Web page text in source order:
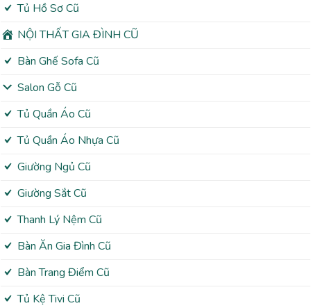
Tủ Hồ Sơ Cũ
NỘI THẤT GIA ĐÌNH CŨ
Bàn Ghế Sofa Cũ
Salon Gỗ Cũ
Tủ Quần Áo Cũ
Tủ Quần Áo Nhựa Cũ
Giường Ngủ Cũ
Giường Sắt Cũ
Thanh Lý Nệm Cũ
Bàn Ăn Gia Đình Cũ
Bàn Trang Điểm Cũ
Tủ Kệ Tivi Cũ